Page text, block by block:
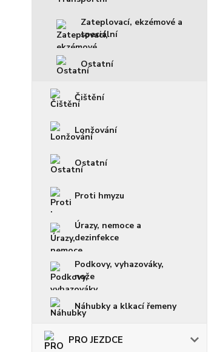
Zateplovací, ekzémové a
speciální
Ostatní
Čištění
Lonžování
Ostatní
Proti hmyzu
Úrazy, nemoce a
dezinfekce
Podkovy, vyhazováky,
nože
Náhubky a klkací řemeny
PRO JEZDCE